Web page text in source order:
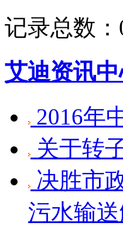
记录总数
艾迪资讯
2016年
关于转
决胜市
污水输